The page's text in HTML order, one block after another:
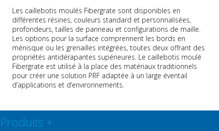
Les caillebotis moulés Fibergrate sont disponibles en
différentes résines, couleurs standard et personnalisées,
profondeurs, tailles de panneau et configurations de maille.
Les options pour la surface comprennent les bords en
ménisque ou les grenailles intégrées, toutes deux offrant des
propriétés antidérapantes supérieures. Le caillebotis moulé
Fibergrate est utilisé à la place des matériaux traditionnels
pour créer une solution PRF adaptée à un large éventail
d’applications et d’environnements.
Produits +